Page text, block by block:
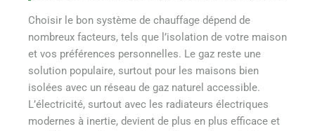
Choisir le bon système de chauffage dépend de
nombreux facteurs, tels que l’isolation de votre maison
et vos préférences personnelles. Le gaz reste une
solution populaire, surtout pour les maisons bien
isolées avec un réseau de gaz naturel accessible.
L’électricité, surtout avec les radiateurs électriques
modernes à inertie, devient de plus en plus efficace et